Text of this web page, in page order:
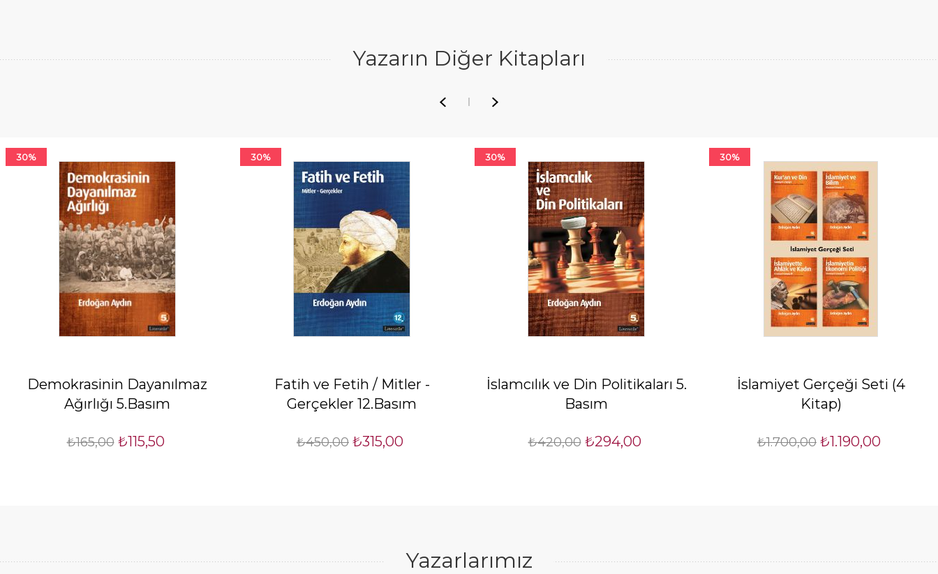
Yazarın Diğer Kitapları
30%
Demokrasinin Dayanılmaz
Ağırlığı 5.Basım
₺165,00 ₺115,50
30%
Fatih ve Fetih / Mitler -
Gerçekler 12.Basım
₺450,00 ₺315,00
30%
İslamcılık ve Din Politikaları 5.
Basım
₺420,00 ₺294,00
30%
İslamiyet Gerçeği Seti (4
Kitap)
₺1.700,00 ₺1.190,00
Yazarlarımız